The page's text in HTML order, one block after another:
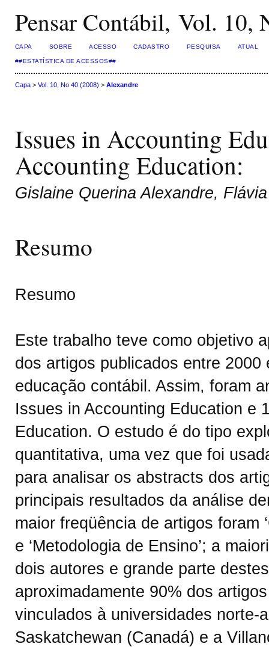
Pensar Contábil, Vol. 10,
CAPA SOBRE ACESSO CADASTRO PESQUISA ATUAL
##ESTATÍSTICA DE ACESSOS##
Capa> Vol. 10, No 40 (2008) > Alexandre
Issues in Accounting
Accounting Education:
Gislaine Querina Alexandre,
Resumo
Resumo
Este trabalho teve como objetivo
dos artigos publicados entre
educação contábil. Assim, foram
Issues in Accounting Education e
Education. O estudo é do tipo
quantitativa, uma vez que foi
para analisar os abstracts dos
principais resultados da análise
maior freqüência de artigos foram
e ‘Metodologia de Ensino’; a
dois autores e grande parte
aproximadamente 90% dos
vinculados à universidades norte-
Saskatchewan (Canadá) e a